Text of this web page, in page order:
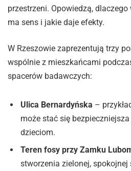
przestrzeni. Opowiedzą,
ma sens i jakie daje efekty.
W Rzeszowie zaprezentują trzy
wspólnie z mieszkańcami
spacerów badawczych:
Ulica Bernardyńska –
może stać się
dzieciom.
Teren fosy przy Zamku
stworzenia zielonej,